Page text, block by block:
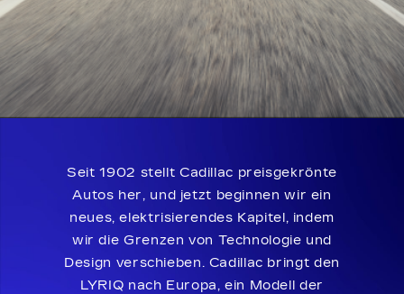
Seit 1902 stellt Cadillac preisgekrönte
Autos her, und jetzt beginnen wir ein
neues, elektrisierendes Kapitel, indem
wir die Grenzen von Technologie und
Design verschieben. Cadillac bringt den
LYRIQ nach Europa, ein Modell der